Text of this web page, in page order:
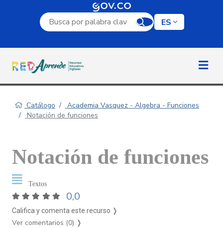
Campo de búsqueda por palabra clave
ES
Catálogo
Academia Vasquez - Algebra - Funciones
Notación de funciones
Notación de funciones
Textos
0,0
Califica y comenta este recurso ❭
Ver comentarios (0) ❭